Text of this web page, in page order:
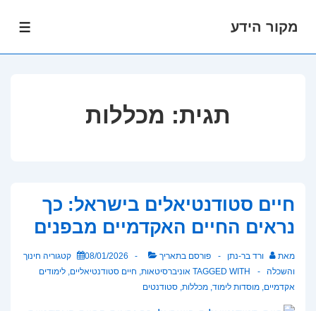
מקור הידע
תגית: מכללות
חיים סטודנטיאלים בישראל: כך
נראים החיים האקדמיים מבפנים
מאת ורד בר-נתן פורסם בתאריך 08/01/2026 קטגוריה חינוך
והשכלה
TAGGED WITH אוניברסיטאות, חיים סטודנטיאליים, לימודים
אקדמיים, מוסדות לימוד, מכללות, סטודנטים